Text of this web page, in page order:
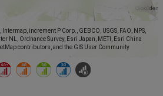
increment P Corp., GEBCO, USGS, FAO, NPS,
NL, Ordnance Survey, Esri Japan, METI, Esri China
contributors, and the GIS User Community